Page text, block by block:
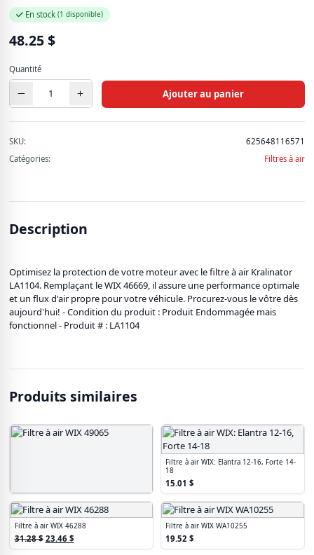
637 produits
Produit de pêche (ADN)
11 produits
Voir tous les produits
En stock (1 disponible)
48.25$
Quantité
Ajouter au panier
SKU:
625648116571
Catégories:
Filtres à air
Description
Optimisez la protection de votre moteur avec le filtre à air Kralinator
LA1104. Remplaçant le WIX 46669, il assure une performance optimale
et un flux d'air propre pour votre véhicule. Procurez-vous le vôtre dès
aujourd'hui! - Condition du produit : Produit Endommagée mais
fonctionnel - Produit # : LA1104
Produits similaires
Filtre à air WIX 49065
24.90$ Le
prix
initial
était :
18.67$Le
prix
actuel
est :
Filtre à air WIX: Elantra 12-16, Forte 14-
18
15.01$
Filtre à air WIX 46288
31.28$ Le
prix
23.46 $Le
prix
Filtre à air WIX WA10255
19.52$